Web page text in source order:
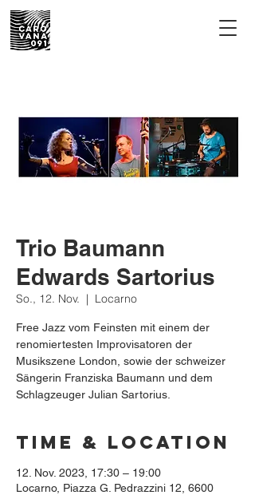
Trio Baumann
Edwards Sartorius
So., 12. Nov.
  |
Locarno
Free Jazz vom Feinsten mit einem der
renomiertesten Improvisatoren der
Musikszene London, sowie der schweizer
Sängerin Franziska Baumann und dem
Schlagzeuger Julian Sartorius.
Time & Location
12. Nov. 2023, 17:30 – 19:00
Locarno, Piazza G. Pedrazzini 12, 6600